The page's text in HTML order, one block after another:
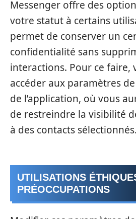
Messenger offre des
votre statut à certains
permet de conserver un
confidentialité sans
interactions. Pour ce faire,
accéder aux paramètres
de l’application, où vous
de restreindre la visibilité
à des contacts sélectionnés.
UTILISATIONS
PRÉOCCUPATIONS